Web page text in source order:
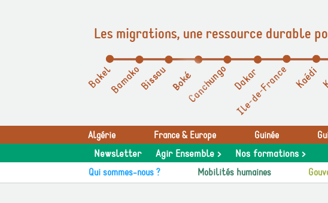
Les migrations, une ressource durable
Algérie France & Europe Guinée
Newsletter Agir Ensemble > Nos formations >
Qui sommes-nous ? Mobilités humaines